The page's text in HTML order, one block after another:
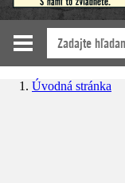
Úvodná stránka